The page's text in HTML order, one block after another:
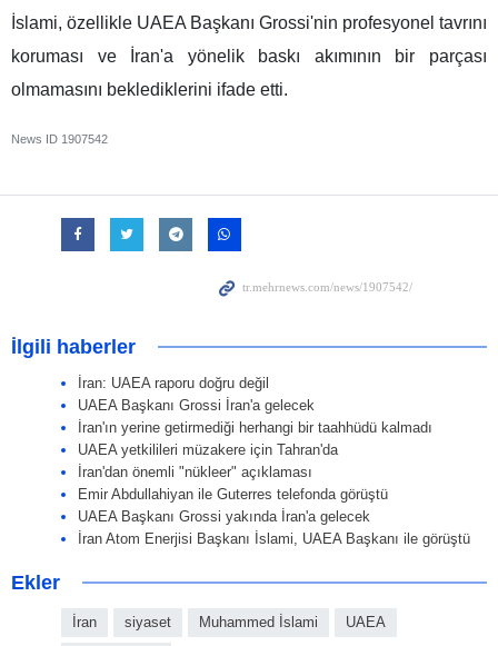
İslami, özellikle UAEA Başkanı Grossi'nin profesyonel tavrını
koruması ve İran'a yönelik baskı akımının bir parçası
olmamasını beklediklerini ifade etti.
News ID 1907542
İlgili haberler
İran: UAEA raporu doğru değil
UAEA Başkanı Grossi İran'a gelecek
İran'ın yerine getirmediği herhangi bir taahhüdü kalmadı
UAEA yetkilileri müzakere için Tahran'da
İran'dan önemli "nükleer" açıklaması
Emir Abdullahiyan ile Guterres telefonda görüştü
UAEA Başkanı Grossi yakında İran'a gelecek
İran Atom Enerjisi Başkanı İslami, UAEA Başkanı ile görüştü
Ekler
İran siyaset Muhammed İslami UAEA